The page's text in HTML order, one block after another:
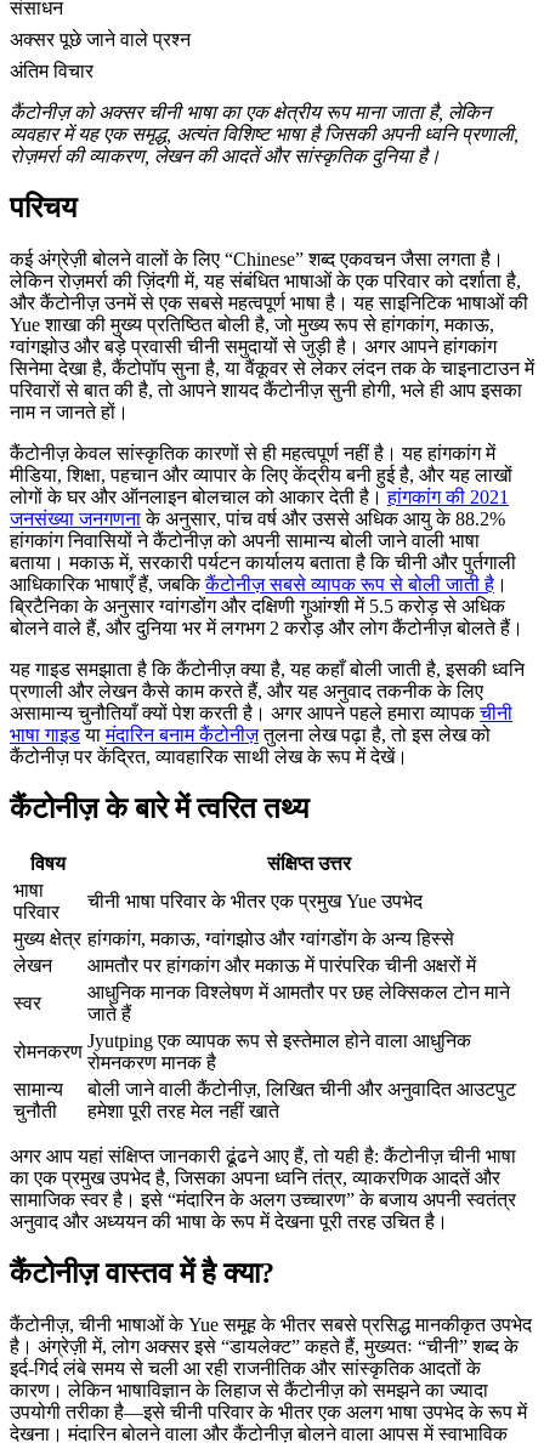
संसाधन
अक्सर पूछे जाने वाले प्रश्न
अंतिम विचार
कैंटोनीज़ को अक्सर चीनी भाषा का एक क्षेत्रीय रूप माना जाता है, लेकिन
व्यवहार में यह एक समृद्ध, अत्यंत विशिष्ट भाषा है जिसकी अपनी ध्वनि प्रणाली,
रोज़मर्रा की व्याकरण, लेखन की आदतें और सांस्कृतिक दुनिया है।
परिचय
कई अंग्रेज़ी बोलने वालों के लिए “Chinese” शब्द एकवचन जैसा लगता है।
लेकिन रोज़मर्रा की ज़िंदगी में, यह संबंधित भाषाओं के एक परिवार को दर्शाता है,
और कैंटोनीज़ उनमें से एक सबसे महत्वपूर्ण भाषा है। यह साइनिटिक भाषाओं की
Yue शाखा की मुख्य प्रतिष्ठित बोली है, जो मुख्य रूप से हांगकांग, मकाऊ,
ग्वांगझोउ और बड़े प्रवासी चीनी समुदायों से जुड़ी है। अगर आपने हांगकांग
सिनेमा देखा है, कैंटोपॉप सुना है, या वैंकूवर से लेकर लंदन तक के चाइनाटाउन में
परिवारों से बात की है, तो आपने शायद कैंटोनीज़ सुनी होगी, भले ही आप इसका
नाम न जानते हों।
कैंटोनीज़ केवल सांस्कृतिक कारणों से ही महत्वपूर्ण नहीं है। यह हांगकांग में
मीडिया, शिक्षा, पहचान और व्यापार के लिए केंद्रीय बनी हुई है, और यह लाखों
लोगों के घर और ऑनलाइन बोलचाल को आकार देती है।हांगकांग की 2021
जनसंख्या जनगणनाके अनुसार, पांच वर्ष और उससे अधिक आयु के 88.2%
हांगकांग निवासियों ने कैंटोनीज़ को अपनी सामान्य बोली जाने वाली भाषा
बताया। मकाऊ में, सरकारी पर्यटन कार्यालय बताता है कि चीनी और पुर्तगाली
आधिकारिक भाषाएँ हैं, जबकिकैंटोनीज़ सबसे व्यापक रूप से बोली जाती है ।
ब्रिटैनिका के अनुसार ग्वांगडोंग और दक्षिणी गुआंग्शी में 5.5 करोड़ से अधिक
बोलने वाले हैं, और दुनिया भर में लगभग 2 करोड़ और लोग कैंटोनीज़ बोलते हैं।
यह गाइड समझाता है कि कैंटोनीज़ क्या है, यह कहाँ बोली जाती है, इसकी ध्वनि
प्रणाली और लेखन कैसे काम करते हैं, और यह अनुवाद तकनीक के लिए
असामान्य चुनौतियाँ क्यों पेश करती है। अगर आपने पहले हमारा व्यापकचीनी
भाषा गाइडयामंदारिन बनाम कैंटोनीज़तुलना लेख पढ़ा है, तो इस लेख को
कैंटोनीज़ पर केंद्रित, व्यावहारिक साथी लेख के रूप में देखें।
कैंटोनीज़ के बारे में त्वरित तथ्य
विषय
संक्षिप्त उत्तर
भाषा
परिवार
चीनी भाषा परिवार के भीतर एक प्रमुख Yue उपभेद
मुख्य क्षेत्र हांगकांग, मकाऊ, ग्वांगझोउ और ग्वांगडोंग के अन्य हिस्से
लेखन
आमतौर पर हांगकांग और मकाऊ में पारंपरिक चीनी अक्षरों में
स्वर
आधुनिक मानक विश्लेषण में आमतौर पर छह लेक्सिकल टोन माने
जाते हैं
रोमनकरण
Jyutping एक व्यापक रूप से इस्तेमाल होने वाला आधुनिक
रोमनकरण मानक है
सामान्य
चुनौती
बोली जाने वाली कैंटोनीज़, लिखित चीनी और अनुवादित आउटपुट
हमेशा पूरी तरह मेल नहीं खाते
अगर आप यहां संक्षिप्त जानकारी ढूंढने आए हैं, तो यही है: कैंटोनीज़ चीनी भाषा
का एक प्रमुख उपभेद है, जिसका अपना ध्वनि तंत्र, व्याकरणिक आदतें और
सामाजिक स्वर है। इसे “मंदारिन के अलग उच्चारण” के बजाय अपनी स्वतंत्र
अनुवाद और अध्ययन की भाषा के रूप में देखना पूरी तरह उचित है।
कैंटोनीज़ वास्तव में है क्या?
कैंटोनीज़, चीनी भाषाओं के Yue समूह के भीतर सबसे प्रसिद्ध मानकीकृत उपभेद
है। अंग्रेज़ी में, लोग अक्सर इसे “डायलेक्ट” कहते हैं, मुख्यतः “चीनी” शब्द के
इर्द-गिर्द लंबे समय से चली आ रही राजनीतिक और सांस्कृतिक आदतों के
कारण। लेकिन भाषाविज्ञान के लिहाज से कैंटोनीज़ को समझने का ज्यादा
उपयोगी तरीका है—इसे चीनी परिवार के भीतर एक अलग भाषा उपभेद के रूप में
देखना। मंदारिन बोलने वाला और कैंटोनीज़ बोलने वाला आपस में स्वाभाविक